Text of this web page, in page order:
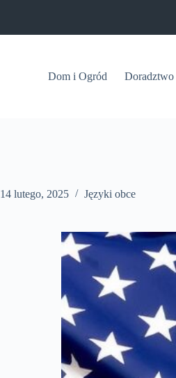
Dom i Ogród Doradztwo
14 lutego, 2025 Języki obce